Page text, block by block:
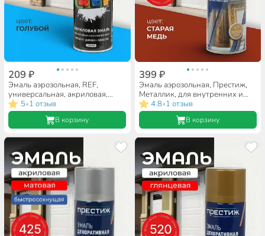
209 ₽
Эмаль аэрозольная, REF,
универсальная, акриловая,
глянцевая, голубая, 520 мл
5•1 отзыв
В корзину
399 ₽
Эмаль аэрозольная, Престиж,
Металлик, для внутренних и
наружных работ, акриловая,
глянцевая, старая медь, 520 мл
4.8•1 отзыв
В корзину